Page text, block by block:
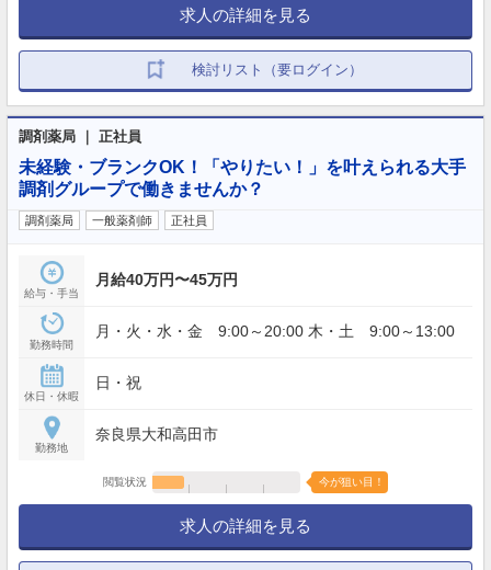
求人の詳細を見る
検討リスト（要ログイン）
調剤薬局 ｜ 正社員
未経験・ブランクOK！「やりたい！」を叶えられる大手
調剤グループで働きませんか？
調剤薬局 一般薬剤師 正社員
給与・手当
月給40万円〜45万円
勤務時間
月・火・水・金 9:00～20:00 木・土 9:00～13:00
休日・休暇
日・祝
勤務地
奈良県大和高田市
閲覧状況 今が狙い目！
求人の詳細を見る